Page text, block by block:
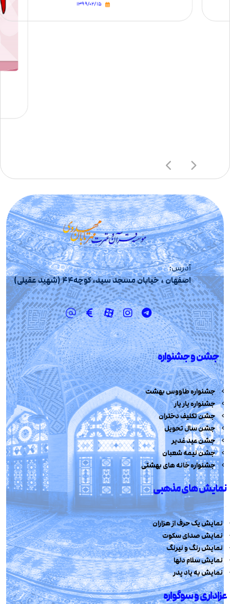
۱۳۹۹/۰۲/۱۵
آدرس:
اصفهان ، خیابان مسجد سید، کوچه44 (شهید عقیلی)
جشن و جشنواره
جشنواره طاووس بهشت
جشنواره یار یار
جشن تکلیف دختران
جشن سال تحویل
جشن عید غدیر
جشن نیمه شعبان
جشنواره خانه های بهشتی
نمایش های مذهبی
نمایش یک حرف از هزاران
نمایش صدای سکوت
نمایش رنگ و نیرنگ
نمایش سلام دلها
نمایش به یاد پدر
عزاداری و سوگواره